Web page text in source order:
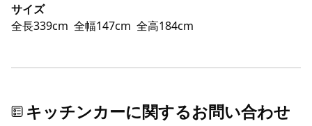
サイズ
全長339cm 全幅147cm 全高184cm
キッチンカーに関するお問い合わせ